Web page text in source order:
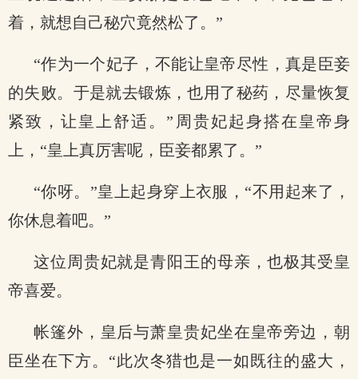
着，就想自己秘穴竟然松了。”
“作为一个妃子，不能让皇帝尽性，真是臣妾
的失败。于是就去锻炼，也用了秘药，尽量恢复
紧致，让皇上舒适。”周贵妃起身搭在皇帝身
上，“皇上真厉害呢，臣妾都累了。”
“你呀。”皇上起身穿上衣服，“不用起来了，
你休息着吧。”
这位周贵妃就是青阳王的母亲，也极其受皇
帝喜爱。
帐篷外，皇后与萧皇贵妃坐在皇帝旁边，朝
臣坐在下方。“此次冬猎也是一如既往的盛大，